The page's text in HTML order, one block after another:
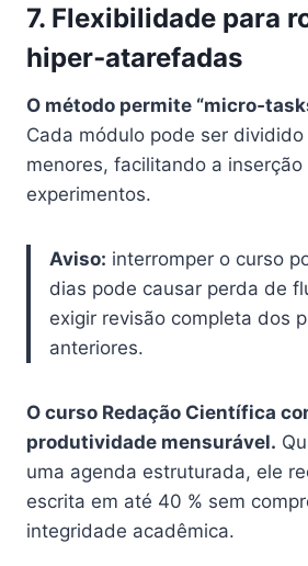
7. Flexibilidade para
hiper‑atarefadas
O método permite
Cada módulo pode ser
menores, facilitando a
experimentos.
Aviso: interromper o curso
dias pode causar perda de
exigir revisão completa dos
anteriores.
O curso Redação Científica
produtividade mensurável.
uma agenda estruturada, ele
escrita em até 40 % sem
integridade acadêmica.